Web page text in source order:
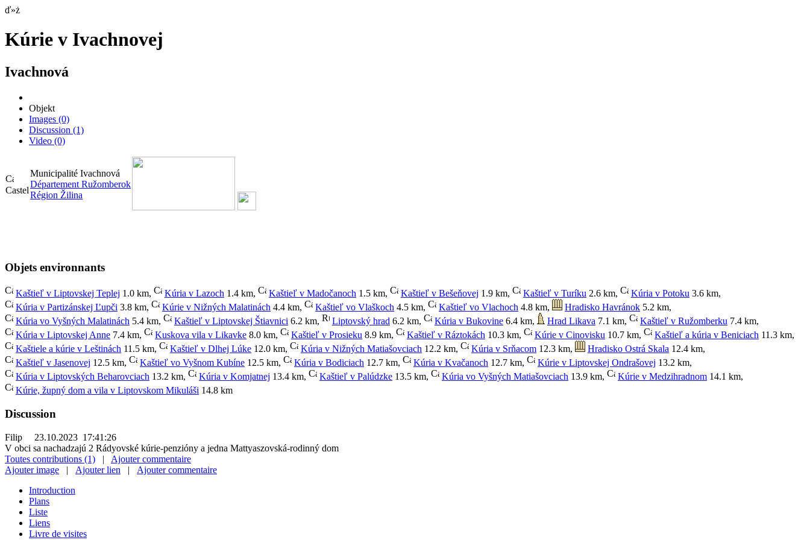
ď»ż
Kúrie v Ivachnovej
Ivachnová
Objekt
Images (0)
Discussion (1)
Video (0)
Castel
Municipalité Ivachnová
Département Ružomberok
Région Žilina
Objets environnants
Kaštieľ v Liptovskej Teplej 1.0 km, Kúria v Lazoch 1.4 km, Kaštieľ v Madočanoch 1.5 km, Kaštieľ v Bešeňovej 1.9 km, Kaštieľ v Turíku 2.6 km, Kúria v Potoku 3.6 km,
Kúria v Partizánskej Ľupči 3.8 km, Kúrie v Nižných Malatinách 4.4 km, Kaštieľ vo Vlaškoch 4.5 km, Kaštieľ vo Vlachoch 4.8 km, Hradisko Havránok 5.2 km,
Kúria vo Vyšných Malatinách 5.4 km, Kaštieľ v Liptovskej Štiavnici 6.2 km, Liptovský hrad 6.2 km, Kúria v Bukovine 6.4 km, Hrad Likava 7.1 km, Kaštieľ v Ružomberku 7.4 km,
Kúria v Liptovskej Anne 7.4 km, Kuskova vila v Likavke 8.0 km, Kaštieľ v Prosieku 8.9 km, Kaštieľ v Ráztokách 10.3 km, Kúrie v Cinovisku 10.7 km, Kaštieľ a kúria v Beniciach 11.3 km,
Kaštiele a kúrie v Leštinách 11.5 km, Kaštieľ v Dlhej Lúke 12.0 km, Kúria v Nižných Matiašovciach 12.2 km, Kúria v Srňacom 12.3 km, Hradisko Ostrá Skala 12.4 km,
Kaštieľ v Jasenovej 12.5 km, Kaštieľ vo Vyšnom Kubíne 12.5 km, Kúria v Bodiciach 12.7 km, Kúria v Kvačanoch 12.7 km, Kúrie v Liptovskej Ondrašovej 13.2 km,
Kúria v Liptovských Beharovciach 13.2 km, Kúria v Komjatnej 13.4 km, Kaštieľ v Palúdzke 13.5 km, Kúria vo Vyšných Matiašovciach 13.9 km, Kúrie v Medzihradnom 14.1 km,
Kúrie, župný dom a vila v Liptovskom Mikuláši 14.8 km
Discussion
Filip 23.10.2023 17:41:26
V obci sa nachadzajú 2 Rádyovské kúrie-penzióny a jedna Mattyaszovská-rodinný dom
Toutes contributions (1) | Ajouter commentaire
Ajouter image | Ajouter lien | Ajouter commentaire
Introduction
Plans
Liste
Liens
Livre de visites